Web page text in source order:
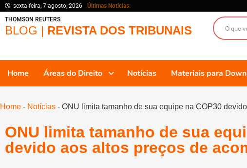
sexta-feira, 7 agosto, 2026
Últimas Notícias:
THOMSON REUTERS
BLOG | REVISTA DOS TRIBUNAIS
Home Áreas do Direito Notícias Materiais para
Home - Notícias - ONU limita tamanho de sua equipe na COP30
ONU limita tamanho de sua
devido aos altos preços de